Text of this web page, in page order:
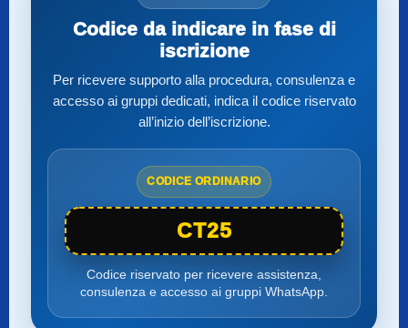
Codice da indicare in fase di
iscrizione
Per ricevere supporto alla procedura, consulenza e
accesso ai gruppi dedicati, indica il codice riservato
all’inizio dell’iscrizione.
CODICE ORDINARIO
CT25
Codice riservato per ricevere assistenza,
consulenza e accesso ai gruppi WhatsApp.